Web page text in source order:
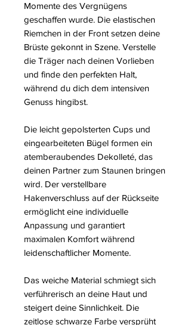
Momente des Vergnügens
geschaffen wurde. Die elastischen
Riemchen in der Front setzen deine
Brüste gekonnt in Szene. Verstelle
die Träger nach deinen Vorlieben
und finde den perfekten Halt,
während du dich dem intensiven
Genuss hingibst.
Die leicht gepolsterten Cups und
eingearbeiteten Bügel formen ein
atemberaubendes Dekolleté, das
deinen Partner zum Staunen bringen
wird. Der verstellbare
Hakenverschluss auf der Rückseite
ermöglicht eine individuelle
Anpassung und garantiert
maximalen Komfort während
leidenschaftlicher Momente.
Das weiche Material schmiegt sich
verführerisch an deine Haut und
steigert deine Sinnlichkeit. Die
zeitlose schwarze Farbe versprüht